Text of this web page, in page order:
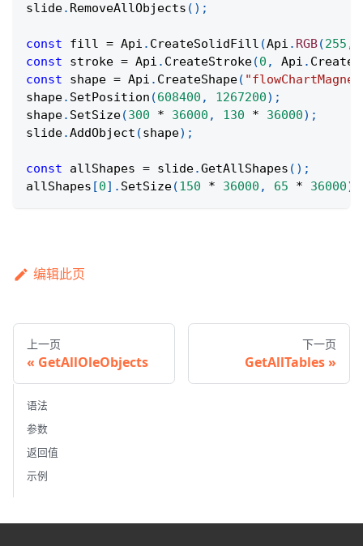
slide. RemoveAllObjects ( ) ;
const fill = Api . CreateSolidFill (Api . RGB(255 ,
const stroke = Api . CreateStroke(0 , Api .
const shape = Api . CreateShape(
shape. SetPosition (608400 , 1267200) ;
shape. SetSize(300 * 36000 , 130 * 36000) ;
slide.AddObject (shape) ;
const allShapes = slide.GetAllShapes ( ) ;
allShapes [0] . SetSize(150 * 36000 , 65 * 36000)
编辑此页
上一页
GetAllOleObjects
下一页
GetAllTables
语法
参数
返回值
示例